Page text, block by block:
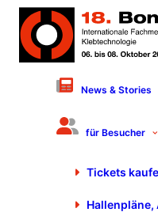
News & Stories
für Besucher
Tickets
Hallenpläne,
Nächste